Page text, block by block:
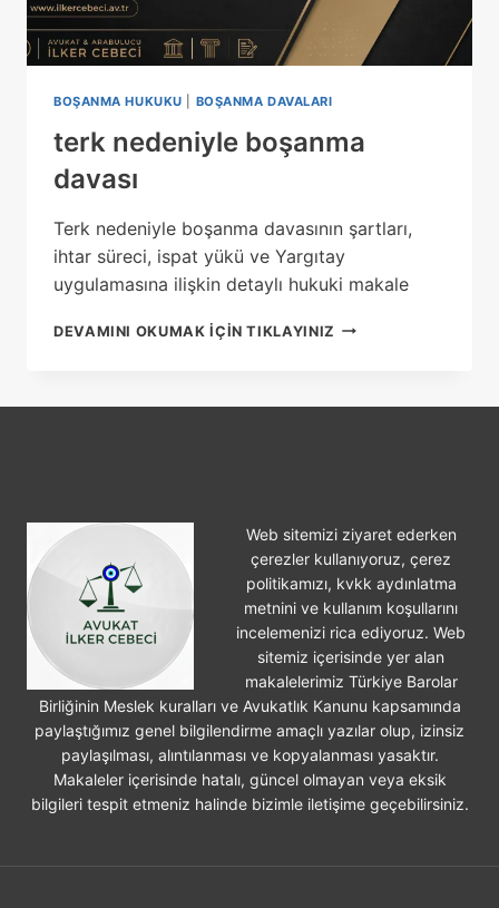
BOŞANMA HUKUKU BOŞANMA DAVALARI
terk nedeniyle boşanma
davası
Terk nedeniyle boşanma davasının şartları,
ihtar süreci, ispat yükü ve Yargıtay
uygulamasına ilişkin detaylı hukuki makale
DEVAMINI OKUMAK IÇIN TIKLAYINIZ TERK
Web sitemizi ziyaret ederken
çerezler kullanıyoruz, çerez
politikamızı, kvkk aydınlatma
metnini ve kullanım koşullarını
incelemenizi rica ediyoruz. Web
sitemiz içerisinde yer alan
makalelerimiz Türkiye Barolar
Birliğinin Meslek kuralları ve Avukatlık Kanunu kapsamında
paylaştığımız genel bilgilendirme amaçlı yazılar olup, izinsiz
paylaşılması, alıntılanması ve kopyalanması yasaktır.
Makaleler içerisinde hatalı, güncel olmayan veya eksik
bilgileri tespit etmeniz halinde bizimle iletişime geçebilirsiniz.